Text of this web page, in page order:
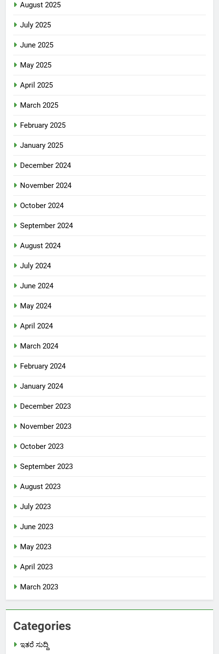
August 2025
July 2025
June 2025
May 2025
April 2025
March 2025
February 2025
January 2025
December 2024
November 2024
October 2024
September 2024
August 2024
July 2024
June 2024
May 2024
April 2024
March 2024
February 2024
January 2024
December 2023
November 2023
October 2023
September 2023
August 2023
July 2023
June 2023
May 2023
April 2023
March 2023
Categories
ಇತರೆ ಸುದ್ದಿ